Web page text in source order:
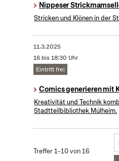
Nippeser
Stricken und Klönen in der
11.3.2025
16 bis 18:30 Uhr
Eintritt frei
Comics generieren mit
Kreativität und Technik
Stadtteilbibliothek Mülheim.
Treffer 1–10 von 16